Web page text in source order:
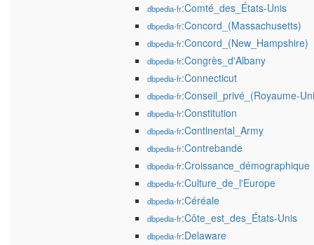
dbpedia-fr:Comté_des_États-Unis
dbpedia-fr:Concord_(Massachusetts)
dbpedia-fr:Concord_(New_Hampshire)
dbpedia-fr:Congrès_d'Albany
dbpedia-fr:Connecticut
dbpedia-fr:Conseil_privé_(Royaume-
dbpedia-fr:Constitution
dbpedia-fr:Continental_Army
dbpedia-fr:Contrebande
dbpedia-fr:Croissance_démographique
dbpedia-fr:Culture_de_l'Europe
dbpedia-fr:Céréale
dbpedia-fr:Côte_est_des_États-Unis
dbpedia-fr:Delaware